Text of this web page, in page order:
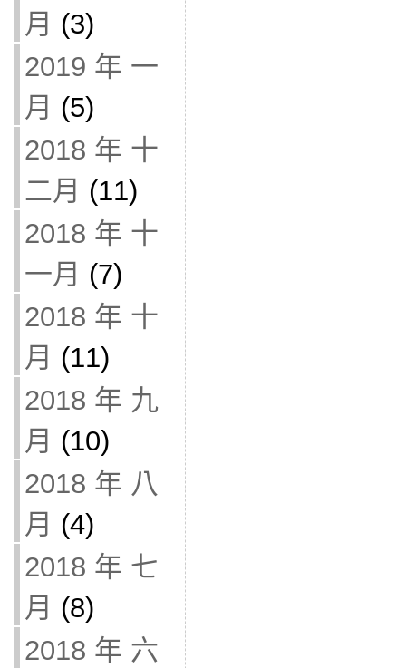
月 (3)
2019 年 一
月 (5)
2018 年 十
二月 (11)
2018 年 十
一月 (7)
2018 年 十
月 (11)
2018 年 九
月 (10)
2018 年 八
月 (4)
2018 年 七
月 (8)
2018 年 六